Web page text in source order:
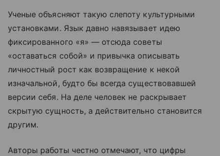
Ученые объясняют такую слепоту культурными
установками. Язык давно навязывает идею
фиксированного «я» — отсюда советы
«оставаться собой» и привычка описывать
личностный рост как возвращение к некой
изначальной, будто бы всегда существовавшей
версии себя. На деле человек не раскрывает
скрытую сущность, а действительно становится
другим.
Авторы работы честно отмечают, что цифры